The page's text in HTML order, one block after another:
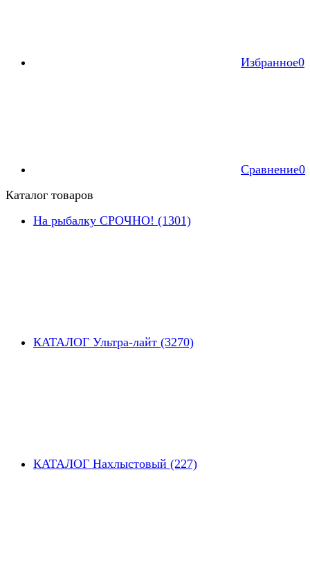
Избранное0
Сравнение0
Каталог товаров
На рыбалку СРОЧНО! (1301)
КАТАЛОГ Ультра-лайт (3270)
КАТАЛОГ Нахлыстовый (227)